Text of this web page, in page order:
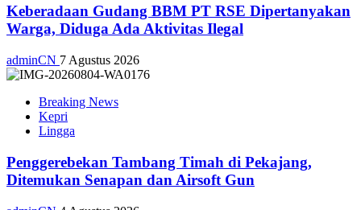
Keberadaan Gudang BBM PT RSE Dipertanyakan
Warga, Diduga Ada Aktivitas Ilegal
adminCN 7 Agustus 2026
Breaking News
Kepri
Lingga
Penggerebekan Tambang Timah di Pekajang,
Ditemukan Senapan dan Airsoft Gun